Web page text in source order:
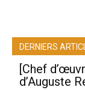
DERNIERS
[Chef
d’Auguste